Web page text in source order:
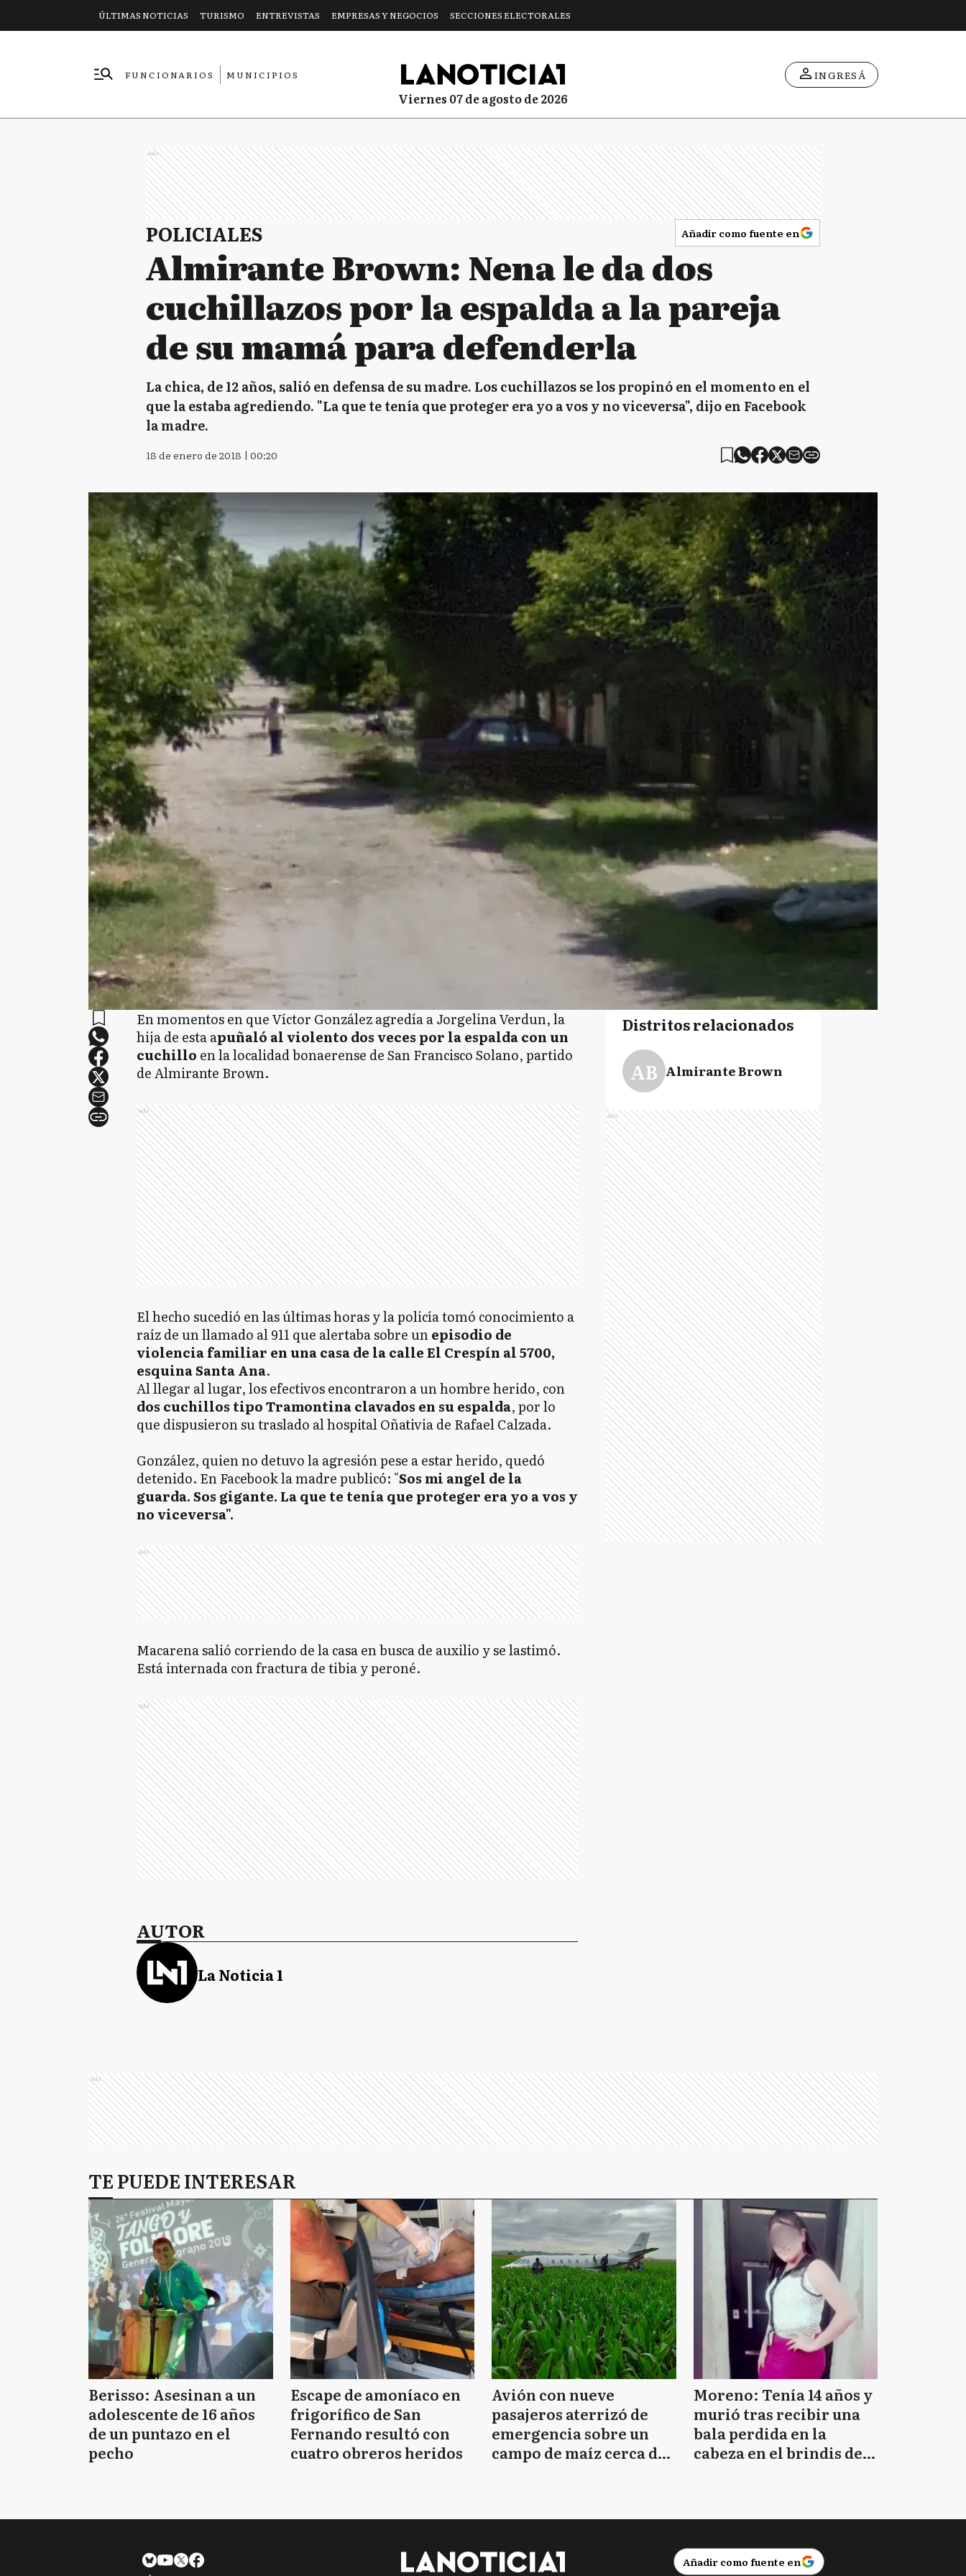
ÚLTIMAS NOTICIAS TURISMO ENTREVISTAS EMPRESAS Y NEGOCIOS SECCIONES ELECTORALES
FUNCIONARIOS
MUNICIPIOS
viernes 07 de agosto de 2026
INGRESÁ
Ads
POLICIALES Añadir como fuente en
Almirante Brown: Nena le da dos
cuchillazos por la espalda a la pareja
de su mamá para defenderla
La chica, de 12 años, salió en defensa de su madre. Los cuchillazos se los propinó en el momento en el
que la estaba agrediendo. "La que te tenía que proteger era yo a vos y no viceversa", dijo en Facebook
la madre.
18 de enero de 2018 | 00:20
En momentos en que Víctor González agredía a Jorgelina Verdun, la
hija de esta apuñaló al violento dos veces por la espalda con un
cuchillo en la localidad bonaerense de San Francisco Solano, partido
de Almirante Brown.
Ads
El hecho sucedió en las últimas horas y la policía tomó conocimiento a
raíz de un llamado al 911 que alertaba sobre unepisodio de
violencia familiar en una casa de la calle El Crespín al 5700,
esquina Santa Ana.
Al llegar al lugar, los efectivos encontraron a un hombre herido, con
dos cuchillos tipo Tramontina clavados en su espalda, por lo
que dispusieron su traslado al hospital Oñativia de Rafael Calzada.
González, quien no detuvo la agresión pese a estar herido, quedó
detenido. En Facebook la madre publicó: "Sos mi angel de la
guarda. Sos gigante. La que te tenía que proteger era yo a vos y
no viceversa".
Ads
Macarena salió corriendo de la casa en busca de auxilio y se lastimó.
Está internada con fractura de tibia y peroné.
Ads
AUTOR
La Noticia 1
Distritos relacionados
AB Almirante Brown
Ads
Ads
TE PUEDE INTERESAR
Berisso: Asesinan a un
adolescente de 16 años
de un puntazo en el
pecho
Escape de amoníaco en
frigorífico de San
Fernando resultó con
cuatro obreros heridos
Avión con nueve
pasajeros aterrizó de
emergencia sobre un
campo de maíz cerca de
Moreno: Tenía 14 años y
murió tras recibir una
bala perdida en la
cabeza en el brindis de
Añadir como fuente en